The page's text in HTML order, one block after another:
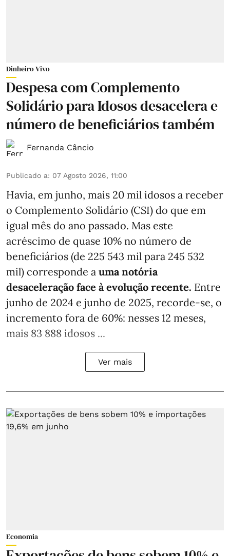
Dinheiro Vivo
Despesa com Complemento
Solidário para Idosos desacelera e
número de beneficiários também
Fernanda Câncio
Publicado a: 07 Agosto 2026, 11:00
Havia, em junho, mais 20 mil idosos a receber
o Complemento Solidário (CSI) do que em
igual mês do ano passado. Mas este
acréscimo de quase 10% no número de
beneficiários (de 225 543 mil para 245 532
mil) corresponde a uma notória
desaceleração face à evolução recente. Entre
junho de 2024 e junho de 2025, recorde-se, o
incremento fora de 60%: nesses 12 meses,
mais 83 888 idosos ...
Ver mais
Economia